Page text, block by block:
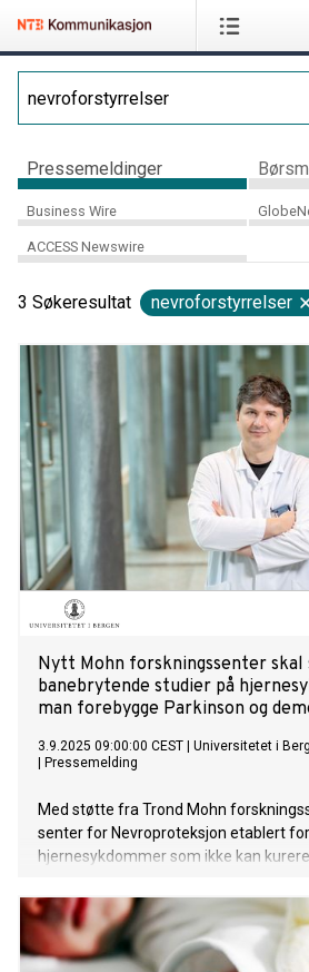
Pressemeldinger
Business Wire
ACCESS Newswire
3 Søkeresultat nevroforstyrrelser
Nytt Mohn forskningssenter
banebrytende studier på
man forebygge Parkinson og
3.9.2025 09:00:00 CEST
Universitetet i
Pressemelding
Med støtte fra Trond Mohn
senter for Nevroproteksjon etablert
hjernesykdommer som ikke kan
sammen med Universitetet i Bergen og
universitetssykehus om finansiering
kroner de neste fem årene.